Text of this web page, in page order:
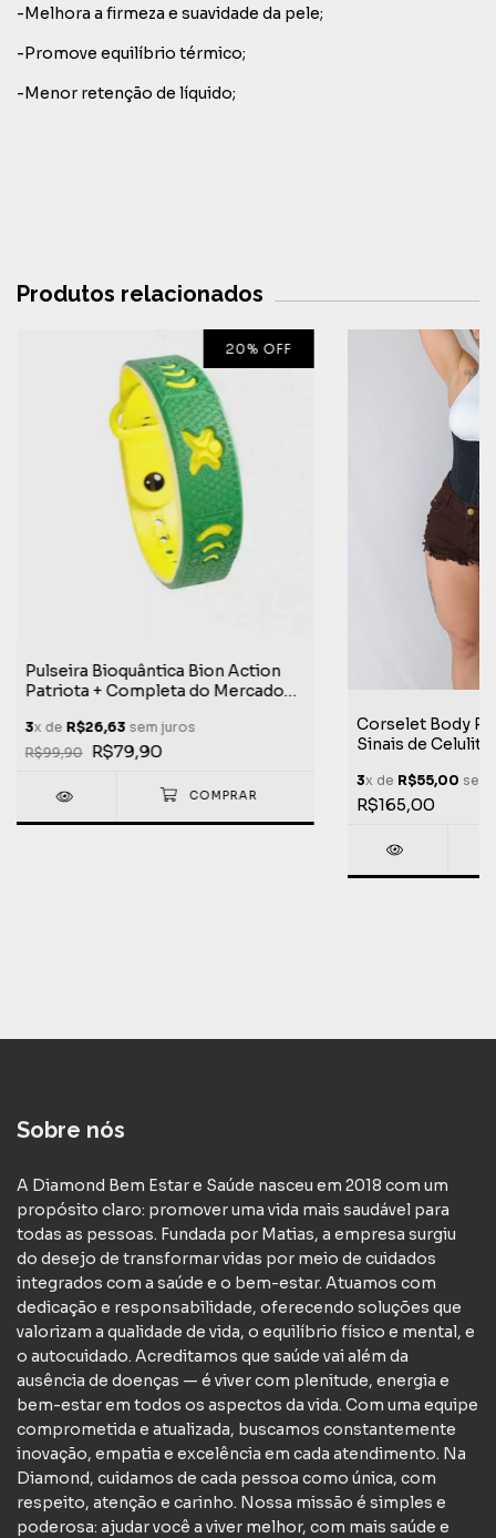
-Melhora a firmeza e suavidade da pele;
-Promove equilíbrio térmico;
-Menor retenção de líquido;
Produtos relacionados
20% OFF
Pulseira Bioquântica Bion Action
Patriota + Completa do Mercado
Extreme
3x de R$26,63 sem juros
R$99,90
R$79,90
Corselet Body
Sinais de Celulite
Extreme
3x de R$55,00 sem
R$165,00
Sobre nós
A Diamond Bem Estar e Saúde nasceu em 2018 com um
propósito claro: promover uma vida mais saudável para
todas as pessoas. Fundada por Matias, a empresa surgiu
do desejo de transformar vidas por meio de cuidados
integrados com a saúde e o bem-estar. Atuamos com
dedicação e responsabilidade, oferecendo soluções que
valorizam a qualidade de vida, o equilíbrio físico e mental, e
o autocuidado. Acreditamos que saúde vai além da
ausência de doenças — é viver com plenitude, energia e
bem-estar em todos os aspectos da vida. Com uma equipe
comprometida e atualizada, buscamos constantemente
inovação, empatia e excelência em cada atendimento. Na
Diamond, cuidamos de cada pessoa como única, com
respeito, atenção e carinho. Nossa missão é simples e
poderosa: ajudar você a viver melhor, com mais saúde e